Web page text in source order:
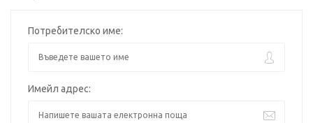
Потребителско име:
Имейл адрес: